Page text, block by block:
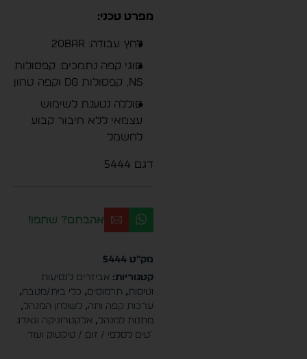
מפרט טכני:
לחץ עבודה: 20Bar
סוגי קפה נתמכים: קפסולות
NS, קפסולות DG וקפה טחון
סוללה נטענת לשימוש
עצמאי ללא חיבור קבוע
לחשמל
דגם 5444
אהבתם? שתפו!
מק"ט 5444
קטגוריות: אביזרים לנסיעות
וטיסות, תרמוסים, כלי בית/מטבח,
ערכות קפה ותה, לשולחן המנהל,
מתנות למנהל, אלקטרוניקה וגאדג
´טים לסלפי / זום / טיקטוק ועוד